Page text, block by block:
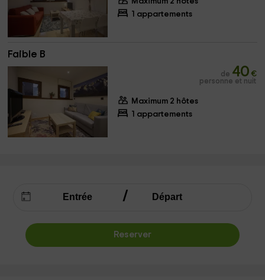
1 appartements
Faible B
de 40 €
personne et nuit
Maximum 2 hôtes
1 appartements
Reserver